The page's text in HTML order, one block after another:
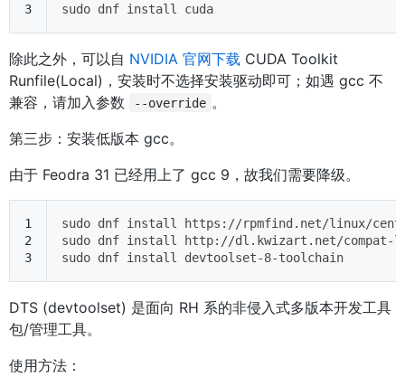
3
sudo dnf install cuda
除此之外，可以自 NVIDIA 官网下载 CUDA Toolkit
Runfile(Local)，安装时不选择安装驱动即可；如遇 gcc 不
兼容，请加入参数
--override 。
第三步：安装低版本 gcc。
由于 Feodra 31 已经用上了 gcc 9，故我们需要降级。
1
2
3
sudo dnf install https://rpmfind.net/linux/
sudo dnf install http://dl.kwizart.net/compat-
sudo dnf install devtoolset-8-toolchain
DTS (devtoolset) 是面向 RH 系的非侵入式多版本开发工具
包/管理工具。
使用方法：